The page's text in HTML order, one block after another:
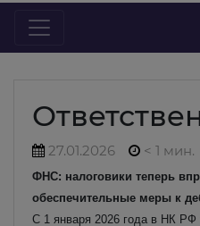
27.01.2026 < 1 мин.
ФНС: налоговики теперь
обеспечительные меры к
С 1 января 2026 года в НК РФ